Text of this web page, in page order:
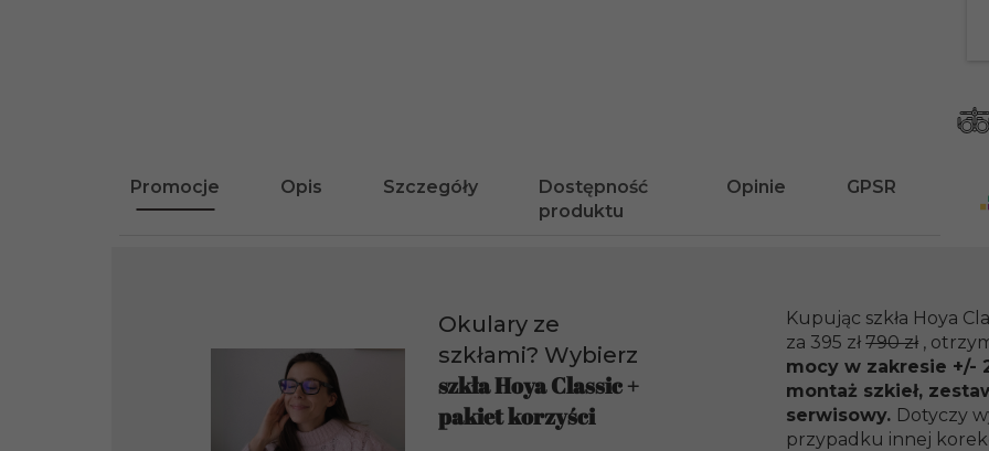
Promocje Opis Szczegóły
Dostępność
produktu
Opinie GPSR
Okulary ze
szkłami? Wybierz
szkła Hoya Classic +
pakiet korzyści
Kupując szkła Hoya
za 395 zł790 zł ,
mocy w zakresie +/-
montaż szkieł,
serwisowy. Dotyczy
przypadku innej